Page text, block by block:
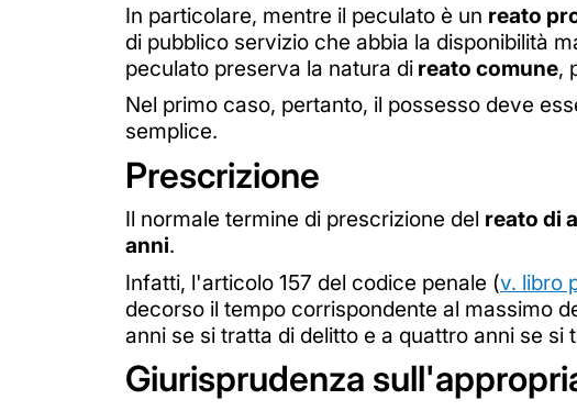
In particolare, mentre il peculato è un reato
di pubblico servizio che abbia la disponibilità
peculato preserva la natura di reato comune,
Nel primo caso, pertanto, il possesso deve
semplice.
Prescrizione
Il normale termine di prescrizione del reato di
anni.
Infatti, l'articolo 157 del codice penale (v. libro
decorso il tempo corrispondente al massimo
anni se si tratta di delitto e a quattro anni se
Giurisprudenza